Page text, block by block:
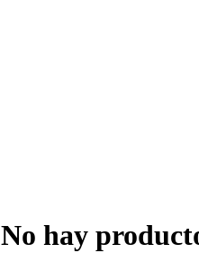
No hay